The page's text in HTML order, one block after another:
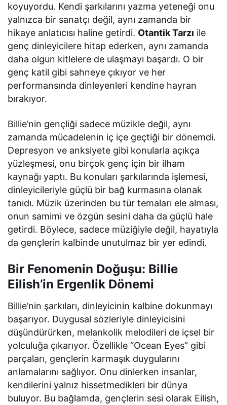
koyuyordu. Kendi şarkılarını yazma yeteneği onu
yalnızca bir sanatçı değil, aynı zamanda bir
hikaye anlatıcısı haline getirdi. Otantik Tarzı ile
genç dinleyicilere hitap ederken, aynı zamanda
daha olgun kitlelere de ulaşmayı başardı. O bir
genç katil gibi sahneye çıkıyor ve her
performansında dinleyenleri kendine hayran
bırakıyor.
Billie’nin gençliği sadece müzikle değil, aynı
zamanda mücadelenin iç içe geçtiği bir dönemdi.
Depresyon ve anksiyete gibi konularla açıkça
yüzleşmesi, onu birçok genç için bir ilham
kaynağı yaptı. Bu konuları şarkılarında işlemesi,
dinleyicileriyle güçlü bir bağ kurmasına olanak
tanıdı. Müzik üzerinden bu tür temaları ele alması,
onun samimi ve özgün sesini daha da güçlü hale
getirdi. Böylece, sadece müziğiyle değil, hayatıyla
da gençlerin kalbinde unutulmaz bir yer edindi.
Bir Fenomenin Doğuşu: Billie
Eilish’in Ergenlik Dönemi
Billie’nin şarkıları, dinleyicinin kalbine dokunmayı
başarıyor. Duygusal sözleriyle dinleyicisini
düşündürürken, melankolik melodileri de içsel bir
yolculuğa çıkarıyor. Özellikle “Ocean Eyes” gibi
parçaları, gençlerin karmaşık duygularını
anlamalarını sağlıyor. Onu dinlerken insanlar,
kendilerini yalnız hissetmedikleri bir dünya
buluyor. Bu bağlamda, gençlerin sesi olarak Eilish,